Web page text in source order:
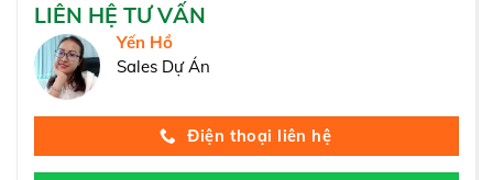
LIÊN HỆ TƯ VẤN
Yến Hồ
Sales Dự Án
Điện thoại liên hệ